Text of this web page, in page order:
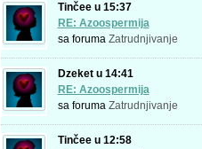
Tinčee u 15:37
RE: Azoospermija
sa foruma Zatrudnjivanje
Dzeket u 14:41
RE: Azoospermija
sa foruma Zatrudnjivanje
Tinčee u 12:58